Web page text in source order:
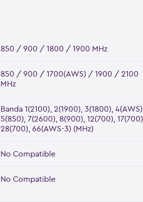
850 / 900 / 1800 / 1900 MHz
850 / 900 / 1700(AWS) / 1900 / 2100
MHz
Banda 1(2100), 2(1900), 3(1800), 4(AWS),
5(850), 7(2600), 8(900), 12(700), 17(700),
28(700), 66(AWS-3) (MHz)
No Compatible
No Compatible